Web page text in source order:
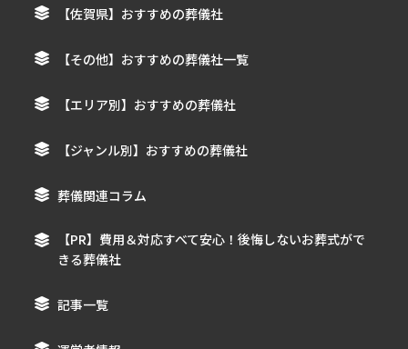
【佐賀県】おすすめの葬儀社
【その他】おすすめの葬儀社一覧
【エリア別】おすすめの葬儀社
【ジャンル別】おすすめの葬儀社
葬儀関連コラム
【PR】費用＆対応すべて安心！後悔しないお葬式がで
きる葬儀社
記事一覧